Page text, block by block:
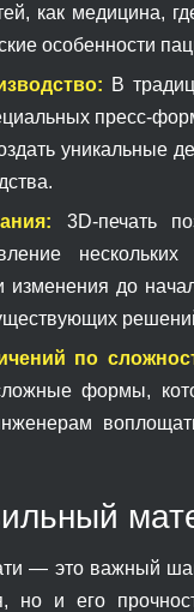
как медицина,
особенности
В
пресс-
уникальные
3D-печать
изменения до
по
сложные формы,
— это важный шаг
но и его